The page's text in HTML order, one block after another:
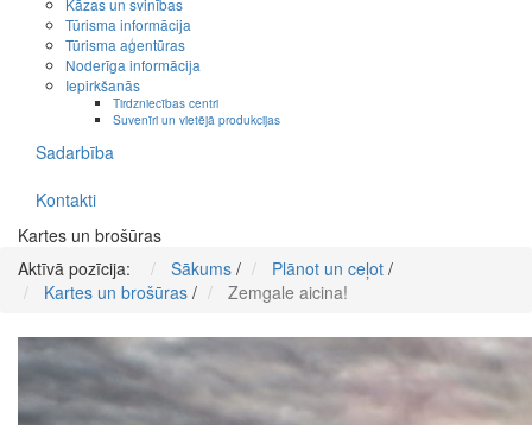
Kāzas un svinības
Tūrisma informācija
Tūrisma aģentūras
Noderīga informācija
Iepirkšanās
Tirdzniecības centri
Suvenīri un vietējā produkcijas
Sadarbība
Kontakti
Kartes un brošūras
Aktīvā pozīcija:
Sākums / Plānot un ceļot /
Kartes un brošūras / Zemgale aicina!